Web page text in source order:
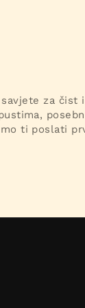
za čist
ti poslati